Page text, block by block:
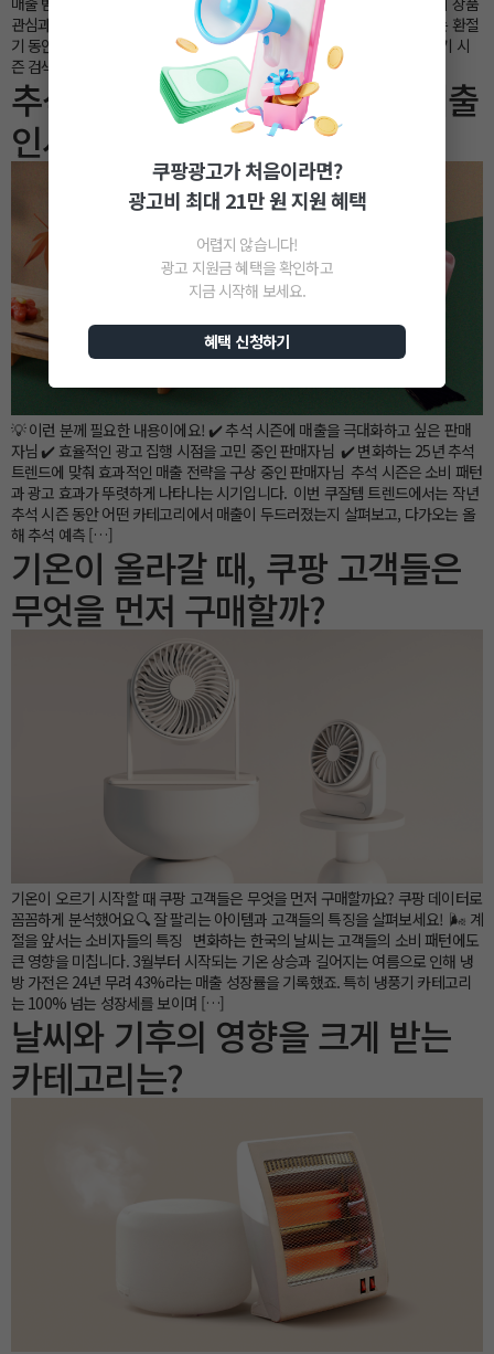
관심과 구매 패턴이 달라지는 경향을 보입니다. 이번 쿠잘템 트렌드에서는 환절
기 동안 주목해야 할 카테고리 인사이트를 소개해 드리겠습니다. 🔎 환절기 시
즌 검색 트렌드 […]
추석 시즌 대비, 꼭 알아야 할 매출
인사이트
💡 이런 분께 필요한 내용이에요! ✔️ 추석 시즌에 매출을 극대화하고 싶은 판매
자님 ✔️ 효율적인 광고 집행 시점을 고민 중인 판매자님 ✔️ 변화하는 25년 추석
트렌드에 맞춰 효과적인 매출 전략을 구상 중인 판매자님 추석 시즌은 소비 패턴
과 광고 효과가 뚜렷하게 나타나는 시기입니다. 이번 쿠잘템 트렌드에서는 작년
추석 시즌 동안 어떤 카테고리에서 매출이 두드러졌는지 살펴보고, 다가오는 올
해 추석 예측 […]
기온이 올라갈 때, 쿠팡 고객들은
무엇을 먼저 구매할까?
기온이 오르기 시작할 때 쿠팡 고객들은 무엇을 먼저 구매할까요? 쿠팡 데이터로
꼼꼼하게 분석했어요🔍 잘 팔리는 아이템과 고객들의 특징을 살펴보세요! 🌬️ 계
절을 앞서는 소비자들의 특징 변화하는 한국의 날씨는 고객들의 소비 패턴에도
큰 영향을 미칩니다. 3월부터 시작되는 기온 상승과 길어지는 여름으로 인해 냉
방 가전은 24년 무려 43%라는 매출 성장률을 기록했죠. 특히 냉풍기 카테고리
는 100% 넘는 성장세를 보이며 […]
날씨와 기후의 영향을 크게 받는
카테고리는?
쿠팡광고가 처음이라면?
광고비 최대 21만 원 지원 혜택
어렵지 않습니다!
광고 지원금 혜택을 확인하고
지금 시작해 보세요.
혜택 신청하기